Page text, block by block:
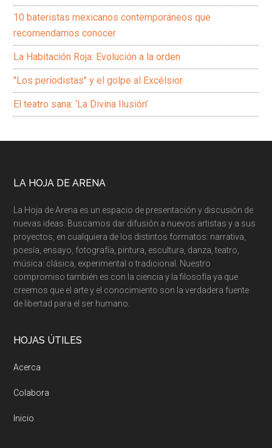
10 bateristas mexicanos contemporáneos que
recomendamos conocer
La Habitación Roja: Evolución a la orden
"Los periodistas" y el golpe al Excélsior
El teatro sana: ‘La Divina Ilusión’
Footer
LA HOJA DE ARENA
La Hoja de Arena es un espacio de presentación y discusión de
nuevas ideas. Buscamos dar difusión a nuevos artistas y a sus
proyectos, en cualquiera de los distintos formatos: narrativa,
poesía, ensayo, fotografía, pintura, escultura, danza, teatro,
música: clásica, experimental o tradicional. Nuestro
compromiso también es con la ciencia y la filosofía ya que
creemos que el arte y el conocimiento son la verdadera fuente
de libertad para el ser humano.
HOJAS ÚTILES
Acerca
Colabora
Inicio